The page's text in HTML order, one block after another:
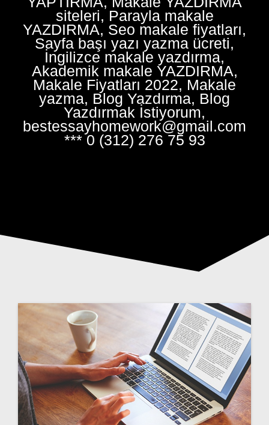
siteleri, Parayla makale
YAZDIRMA, Seo makale fiyatları,
Sayfa başı yazı yazma ücreti,
İngilizce makale yazdırma,
Akademik makale YAZDIRMA,
Makale Fiyatları 2022, Makale
yazma, Blog Yazdırma, Blog
Yazdırmak İstiyorum,
bestessayhomework@gmail.com
*** 0 (312) 276 75 93